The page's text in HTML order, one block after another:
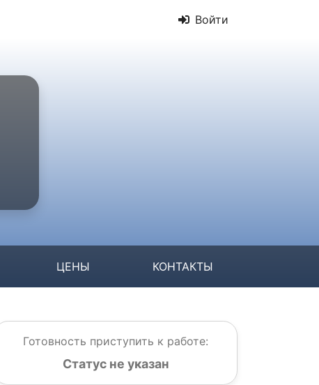
Войти
ЦЕНЫ КОНТАКТЫ
Готовность приступить к работе:
Статус не указан